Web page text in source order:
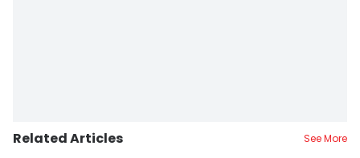
Related Articles See More